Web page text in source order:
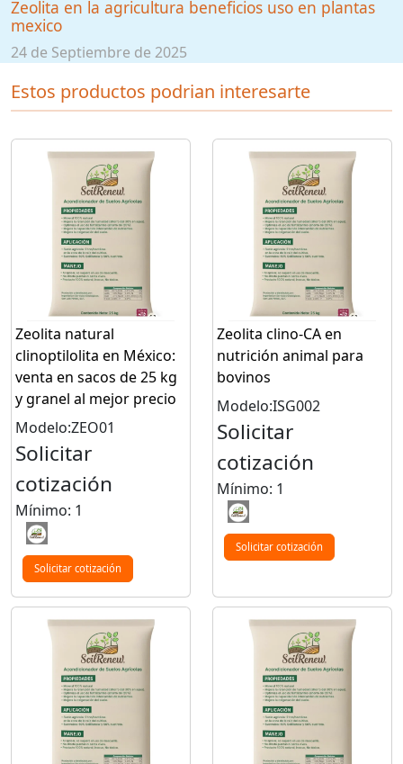
Zeolita en la agricultura beneficios uso en plantas
mexico
24 de Septiembre de 2025
Estos productos podrian interesarte
Zeolita natural
clinoptilolita en México:
venta en sacos de 25 kg
y granel al mejor precio
Modelo:ZEO01
Solicitar
cotización
Mínimo: 1
Solicitar cotización
Zeolita clino-CA en
nutrición animal para
bovinos
Modelo:ISG002
Solicitar
cotización
Mínimo: 1
Solicitar cotización